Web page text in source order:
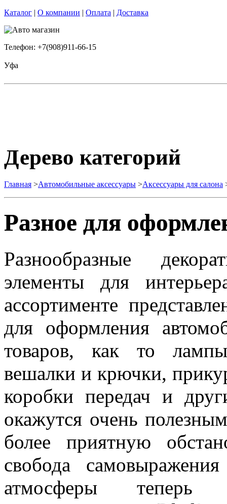
Каталог | О компании | Оплата | Доставка
Телефон: +7(908)911-66-15
Уфа
Дерево категорий
Главная >Автомобильные аксессуары >Аксессуары для салона
Разное для
Разнообразные
элементы для
ассортименте
для оформления
товаров, как то лампы
вешалки и крючки,
коробки передач и
окажутся очень
более приятную
свобода
атмосферы теперь